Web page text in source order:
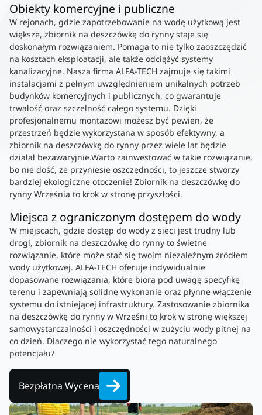
Obiekty komercyjne i publiczne
W rejonach, gdzie zapotrzebowanie na wodę użytkową jest
większe, zbiornik na deszczówkę do rynny staje się
doskonałym rozwiązaniem. Pomaga to nie tylko zaoszczędzić
na kosztach eksploatacji, ale także odciążyć systemy
kanalizacyjne. Nasza firma ALFA-TECH zajmuje się takimi
instalacjami z pełnym uwzględnieniem unikalnych potrzeb
budynków komercyjnych i publicznych, co gwarantuje
trwałość oraz szczelność całego systemu. Dzięki
profesjonalnemu montażowi możesz być pewien, że
przestrzeń będzie wykorzystana w sposób efektywny, a
zbiornik na deszczówkę do rynny przez wiele lat będzie
działał bezawaryjnie.Warto zainwestować w takie rozwiązanie,
bo nie dość, że przyniesie oszczędności, to jeszcze stworzy
bardziej ekologiczne otoczenie! Zbiornik na deszczówkę do
rynny Września to krok w stronę przyszłości.
Miejsca z ograniczonym dostępem do wody
W miejscach, gdzie dostęp do wody z sieci jest trudny lub
drogi, zbiornik na deszczówkę do rynny to świetne
rozwiązanie, które może stać się twoim niezależnym źródłem
wody użytkowej. ALFA-TECH oferuje indywidualnie
dopasowane rozwiązania, które biorą pod uwagę specyfikę
terenu i zapewniają solidne wykonanie oraz płynne włączenie
systemu do istniejącej infrastruktury. Zastosowanie zbiornika
na deszczówkę do rynny w Wrześni to krok w stronę większej
samowystarczalności i oszczędności w zużyciu wody pitnej na
co dzień. Dlaczego nie wykorzystać tego naturalnego
potencjału?
Bezpłatna Wycena